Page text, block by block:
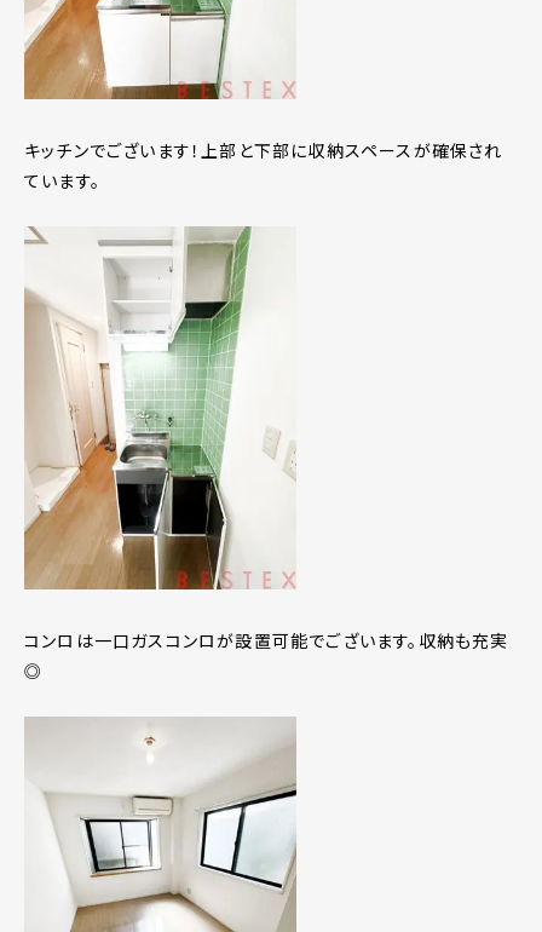
キッチンでございます！上部と下部に収納スペースが確保され
ています。
コンロは一口ガスコンロが設置可能でございます。収納も充実
◎